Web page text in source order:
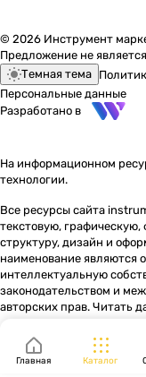
© 2026 Инструмент
Предложение не
Темная тема
Персональные данные
Разработано в
На информационном
технологии.
Все ресурсы сайта
текстовую,
структуру, дизайн и
наименование являются
интеллектуальную
законодательством и
авторских прав. Читать
Главная Каталог